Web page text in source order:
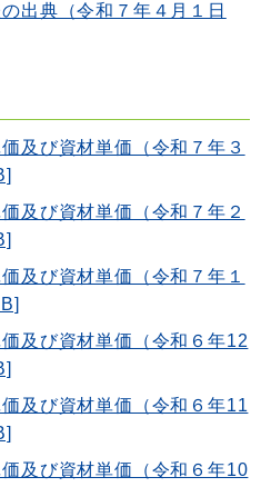
出典（令和７年４月１日
及び資材単価（令和７年３
及び資材単価（令和７年２
及び資材単価（令和７年１
及び資材単価（令和６年12
及び資材単価（令和６年11
及び資材単価（令和６年10